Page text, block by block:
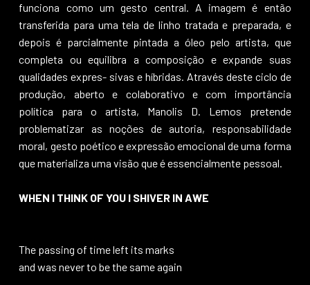
funciona como um gesto central. A imagem é então
transferida para uma tela de linho tratada e preparada, e
depois é parcialmente pintada a óleo pelo artista, que
completa ou equilibra a composição e expande suas
qualidades expres- sivas e híbridas. Através deste ciclo de
produção, aberto e colaborativo e com importância
política para o artista, Manolis D. Lemos pretende
problematizar as noções de autoria, responsabilidade
moral, gesto poético e expressão emocional de uma forma
que materializa uma visão que é essencialmente pessoal.
WHEN I THINK OF YOU I SHIVER IN AWE
The passing of time left its marks
and was never to be the same again